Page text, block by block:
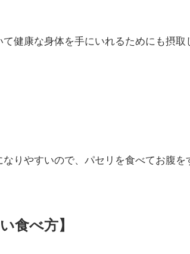
健康な身体を手にいれるためにも摂取
りやすいので、パセリを食べてお腹を
食べ方】